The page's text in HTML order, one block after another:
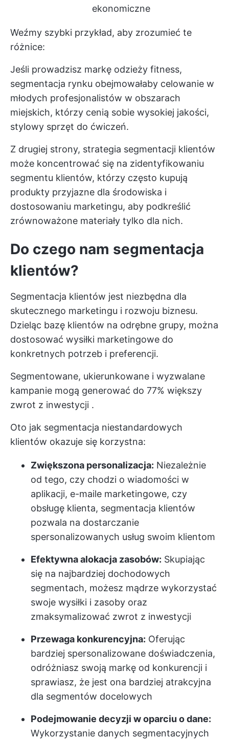
ekonomiczne
Weźmy szybki przykład, aby zrozumieć te
różnice:
Jeśli prowadzisz markę odzieży fitness,
segmentacja rynku obejmowałaby celowanie w
młodych profesjonalistów w obszarach
miejskich, którzy cenią sobie wysokiej jakości,
stylowy sprzęt do ćwiczeń.
Z drugiej strony, strategia segmentacji klientów
może koncentrować się na zidentyfikowaniu
segmentu klientów, którzy często kupują
produkty przyjazne dla środowiska i
dostosowaniu marketingu, aby podkreślić
zrównoważone materiały tylko dla nich.
Do czego nam segmentacja
klientów?
Segmentacja klientów jest niezbędna dla
skutecznego marketingu i rozwoju biznesu.
Dzieląc bazę klientów na odrębne grupy, można
dostosować wysiłki marketingowe do
konkretnych potrzeb i preferencji.
Segmentowane, ukierunkowane i wyzwalane
kampanie mogą generować do 77% większy
zwrot z inwestycji .
Oto jak segmentacja niestandardowych
klientów okazuje się korzystna:
Zwiększona personalizacja: Niezależnie
od tego, czy chodzi o wiadomości w
aplikacji, e-maile marketingowe, czy
obsługę klienta, segmentacja klientów
pozwala na dostarczanie
spersonalizowanych usług swoim klientom
Efektywna alokacja zasobów: Skupiając
się na najbardziej dochodowych
segmentach, możesz mądrze wykorzystać
swoje wysiłki i zasoby oraz
zmaksymalizować zwrot z inwestycji
Przewaga konkurencyjna: Oferując
bardziej spersonalizowane doświadczenia,
odróżniasz swoją markę od konkurencji i
sprawiasz, że jest ona bardziej atrakcyjna
dla segmentów docelowych
Podejmowanie decyzji w oparciu o dane:
Wykorzystanie danych segmentacyjnych